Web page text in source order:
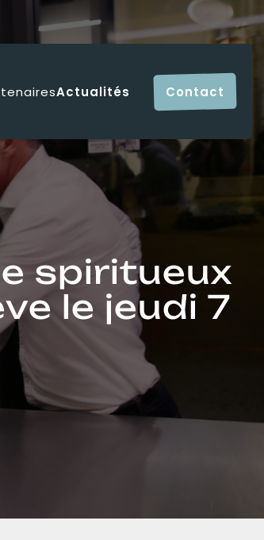
Actualités Contact
spiritueux
le jeudi 7